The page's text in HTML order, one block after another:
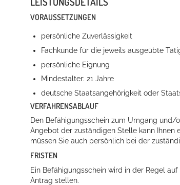
Die Stadthalle Hockenheim bietet den perfekten
mehr dazu...
VORAUSSETZUNGEN
persönliche Zuverlässigkeit
Fachkunde für die jeweils ausgeübte
persönliche Eignung
Mindestalter: 21 Jahre
deutsche Staatsangehörigkeit oder
VERFAHRENSABLAUF
Den Befähigungsschein zum Umgang und/
Angebot der zuständigen Stelle kann Ihnen
müssen Sie auch persönlich bei der
FRISTEN
Ein Befähigungsschein wird in der Regel
Antrag stellen.